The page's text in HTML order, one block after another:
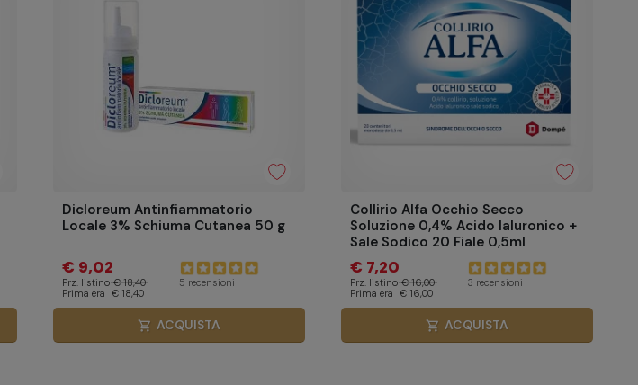
Dicloreum Antinfiammatorio
Locale 3% Schiuma Cutanea 50 g
€ 9,02
Prz. listino € 18,40
Prima era € 18,40
5 recensioni
shopping_cart ACQUISTA
Collirio Alfa Occhio Secco
Soluzione 0,4% Acido Ialuronico +
Sale Sodico 20 Fiale 0,5ml
€ 7,20
Prz. listino € 16,00
Prima era € 16,00
3 recensioni
shopping_cart ACQUISTA